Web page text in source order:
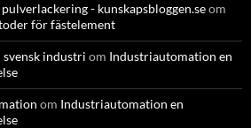
- kunskapsbloggen.seom
för fästelement
industri om Industriautomation en
om Industriautomation en